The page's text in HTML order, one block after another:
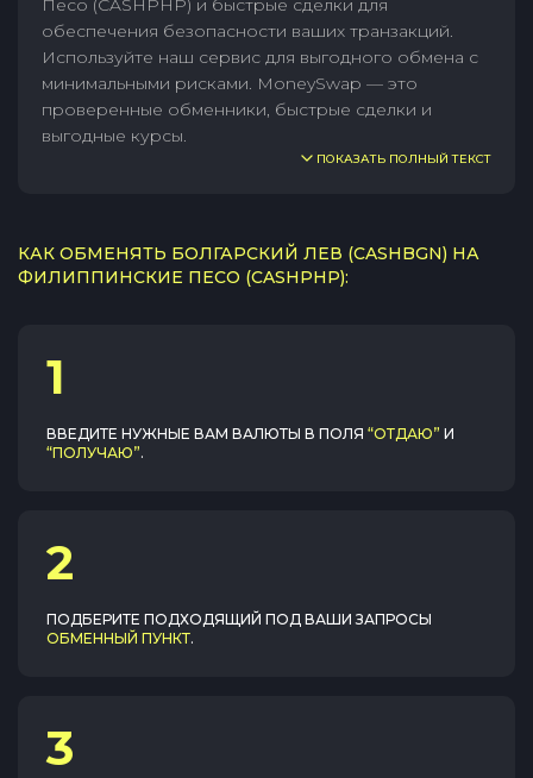
Песо (CASHPHP) и быстрые сделки для
обеспечения безопасности ваших транзакций.
Используйте наш сервис для выгодного обмена с
минимальными рисками. MoneySwap — это
проверенные обменники, быстрые сделки и
выгодные курсы.
ПОКАЗАТЬ ПОЛНЫЙ ТЕКСТ
КАК ОБМЕНЯТЬ БОЛГАРСКИЙ ЛЕВ (CASHBGN) НА
ФИЛИППИНСКИЕ ПЕСО (CASHPHP):
1
ВВЕДИТЕ НУЖНЫЕ ВАМ ВАЛЮТЫ В ПОЛЯ “ОТДАЮ” И
“ПОЛУЧАЮ”.
2
ПОДБЕРИТЕ ПОДХОДЯЩИЙ ПОД ВАШИ ЗАПРОСЫ
ОБМЕННЫЙ ПУНКТ.
3